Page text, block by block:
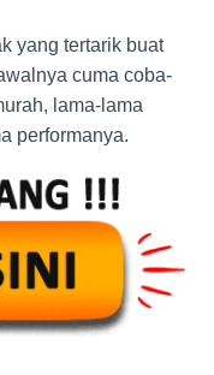
yang tertarik buat
cuma coba-
lama-lama
performanya.